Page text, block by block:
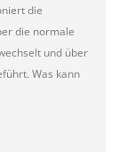
die
die normale
und über
Was kann